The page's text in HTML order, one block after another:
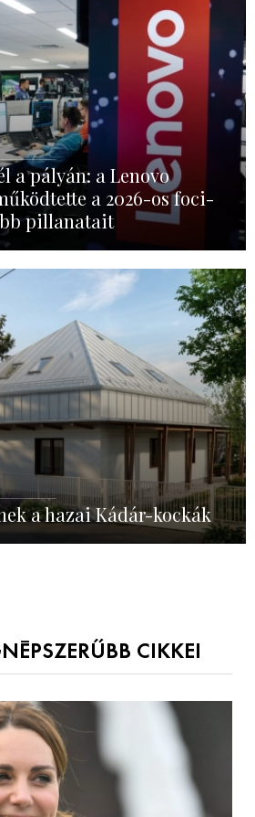
a pályán: a Lenovo
a 2026-os foci-
pillanatait
a hazai Kádár-kockák
CIKKEI